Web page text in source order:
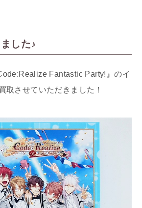
した♪
Fantastic Party!』のイ
取させていただきました！